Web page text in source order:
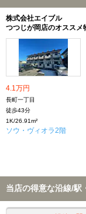
株式会社エイブル
つつじが岡店のオススメ
4.1万円
長町一丁目
徒歩43分
1K/26.91m²
ソウ・ヴィオラ2階
当店の得意な沿線/駅